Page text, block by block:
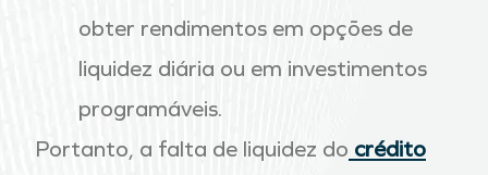
obter rendimentos em opções de
liquidez diária ou em investimentos
programáveis.
Portanto, a falta de liquidez do crédito